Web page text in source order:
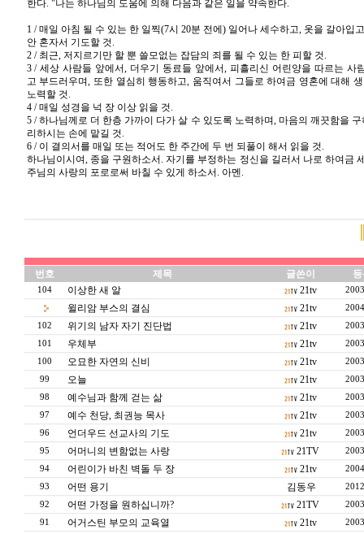
한다. "나는 하나님의 도움에 의해 다음과 같은 일을 약속한다.
1 / 매일 아침 될 수 있는 한 일찍(7시 20분 전에) 일어나 세수하고, 옷을 갈아입
안 혼자서 기도할 것.
2 / 최근, 저지르기만 할 뿐 쓸모없는 잡담의 죄를 될 수 있는 한 피할 것.
3 / 세상 사람들 앞에서, 더우기 동료들 앞에서, 피흘리신 어린양을 따르는 사
고 부드러우며, 또한 열심히 행동하고, 움직여서 그들로 하여금 영혼에 대해
노력할 것.
4 / 매일 성경을 넉 장 이상 읽을 것.
5 / 하나님께로 더 한층 가까이 다가 살 수 있도록 노력하며, 마음의 깨끗함을
리하시는 손에 맡길 것.
6 / 이 결의서를 매일 또는 적어도 한 주간에 두 번 되풀이 해서 읽을 것.
하나님이시여, 종을 구원하소서. 자기를 부정하는 정신을 길러서 나로 하여금
주님의 사랑의 포로로써 바칠 수 있게 하소서. 아멘.
번호 제목 글쓴이
104 이상한 새 알 21tv
윌리암 부스의 결심 21tv
102
위기의 남자 자기 진단법 21tv
101
우체부 21tv
100
오묘한 자연의 신비 21tv
99
오늘 21tv
98
예수님과 함께 걷는 삶 21tv
97
예수 천당, 최권능 목사 21tv
96
언더우드 선교사의 기도 21tv
95
어머니의 변함없는 사랑 21TV
94
어린이가 바친 벽돌 두 장 21tv
93
어떤 용기 김동우
92
어떤 가정을 원하십니까? 21TV
91
어거스틴 부모의 교육열 21tv